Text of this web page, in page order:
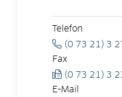
Telefon
(0 73 21) 3
Fax
(0 73 21) 3
E-Mail